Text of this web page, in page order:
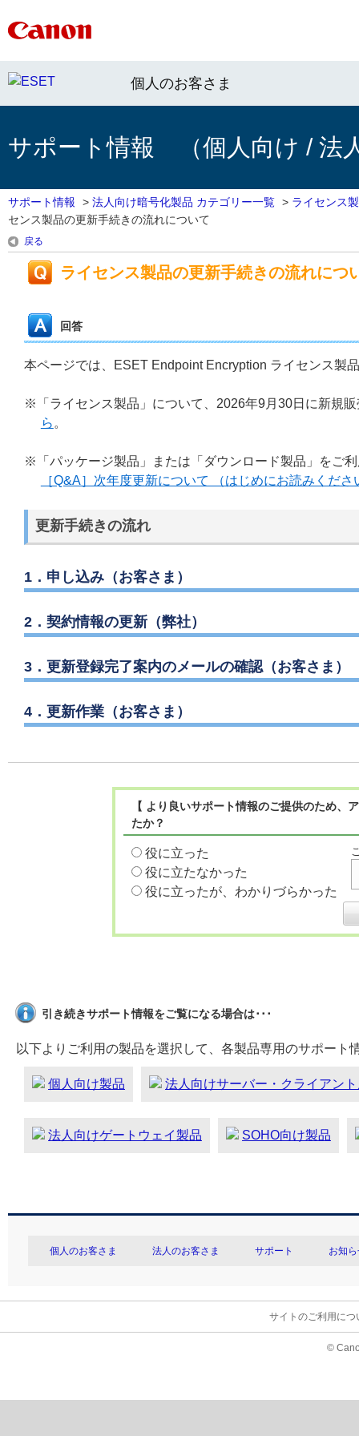
個人のお客さま
サポート情報 （個人向け / 法
サポート情報 > 法人向け暗号化製品 カテゴリー一覧 > ライセンス
センス製品の更新手続きの流れについて
戻る
ライセンス製品の更新手続きの流れにつ
回答
本ページでは、ESET Endpoint Encryption ライセンス製
※「ライセンス製品」について、2026年9月30日に新規
ら 。
※「パッケージ製品」または「ダウンロード製品」をご
［Q&A］次年度更新について （はじめにお読みくださ
更新手続きの流れ
1．申し込み（お客さま）
2．契約情報の更新（弊社）
3．更新登録完了案内のメールの確認（お客さま）
4．更新作業（お客さま）
【 より良いサポート情報のご提供のため
たか？
役に立った
役に立たなかった
役に立ったが、わかりづらかった
引き続きサポート情報をご覧になる場合は･･･
以下よりご利用の製品を選択して、各製品専用のサポート
個人向け製品 法人向けサーバー・クライアン
法人向けゲートウェイ製品 SOHO向け製品
個人のお客さま 法人のお客さま サポート お知
サイトのご利用につ
©